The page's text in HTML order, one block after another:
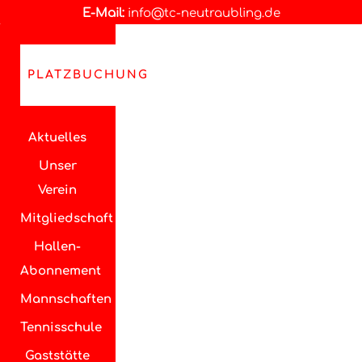
E-Mail: info@tc-neutraubling.de
PLATZBUCHUNG
Aktuelles
Unser
Verein
Mitgliedschaft
Hallen-
Abonnement
Mannschaften
Tennisschule
Gaststätte